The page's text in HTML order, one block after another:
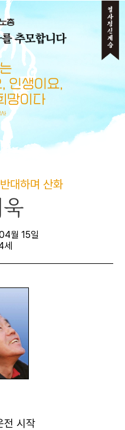
기
대하며 산화
월 15일
세
전 시작